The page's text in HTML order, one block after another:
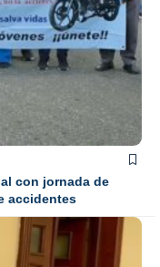
con jornada de
accidentes